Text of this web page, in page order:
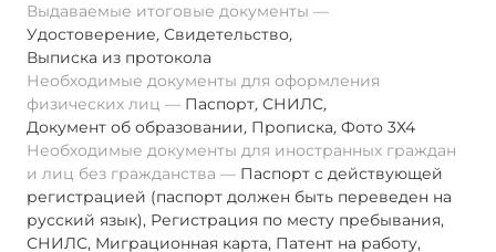
Выдаваемые итоговые документы
Удостоверение, Свидетельство,
Выписка из протокола
Необходимые документы для оформления
физических лиц
Паспорт, СНИЛС,
Документ об образовании, Прописка, Фото 3Х4
Необходимые документы для иностранных граждан
и лиц без гражданства
Паспорт с действующей
регистрацией (паспорт должен быть переведен на
русский язык), Регистрация по месту пребывания,
СНИЛС, Миграционная карта, Патент на работу,